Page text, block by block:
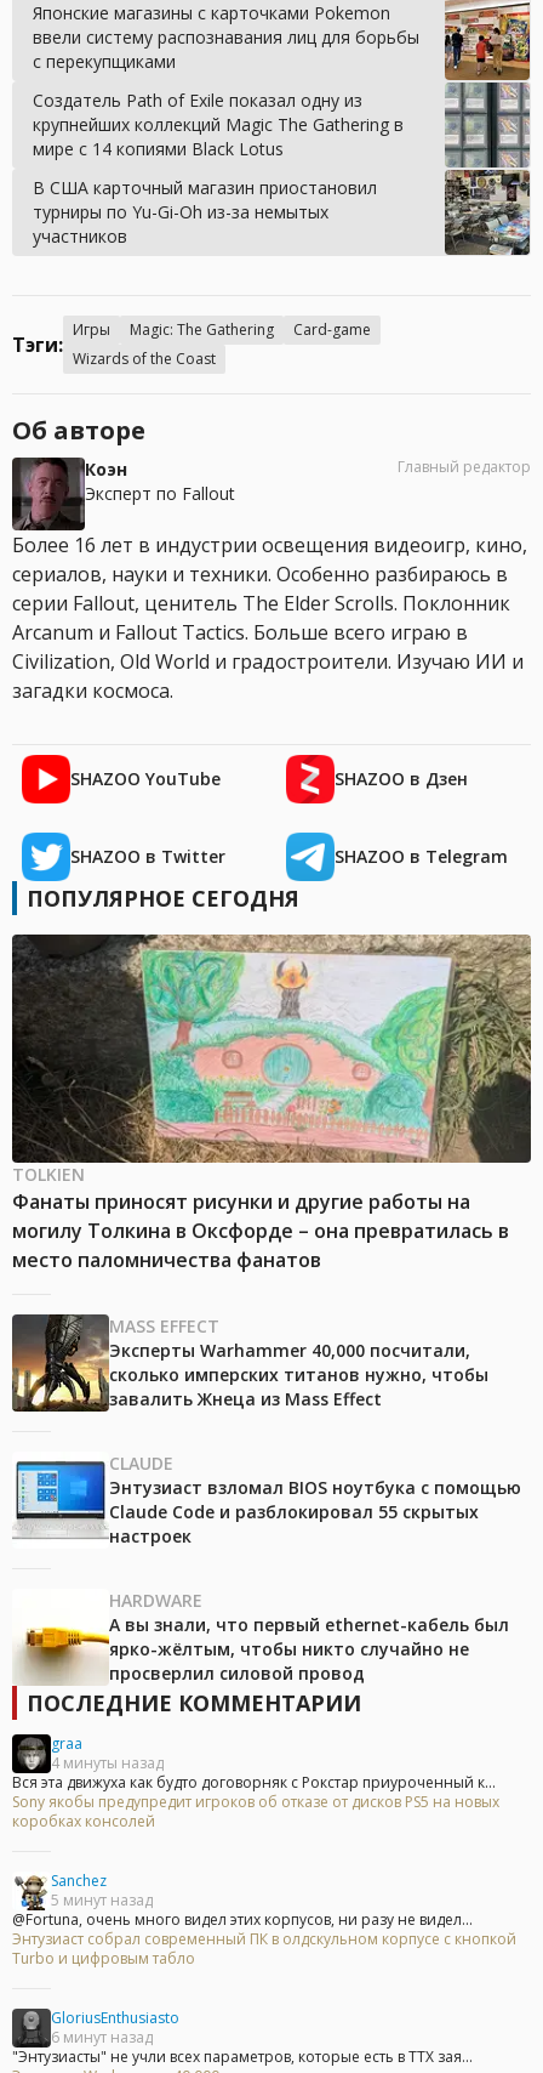
Японские магазины с карточками Pokemon
ввели систему распознавания лиц для борьбы
с перекупщиками
Создатель Path of Exile показал одну из
крупнейших коллекций Magic The Gathering в
мире с 14 копиями Black Lotus
В США карточный магазин приостановил
турниры по Yu-Gi-Oh из-за немытых
участников
Тэги:
Игры Magic: The Gathering
Card-game
Wizards of the Coast
Об авторе
Коэн
Эксперт по Fallout
Главный редактор
Более 16 лет в индустрии освещения видеоигр, кино,
сериалов, науки и техники. Особенно разбираюсь в
серии Fallout, ценитель The Elder Scrolls. Поклонник
Arcanum и Fallout Tactics. Больше всего играю в
Civilization, Old World и градостроители. Изучаю ИИ и
загадки космоса.
SHAZOO YouTube SHAZOO в Дзен
SHAZOO в Twitter SHAZOO в Telegram
ПОПУЛЯРНОЕ СЕГОДНЯ
TOLKIEN
Фанаты приносят рисунки и другие работы на
могилу Толкина в Оксфорде – она превратилась в
место паломничества фанатов
MASS EFFECT
Эксперты Warhammer 40,000 посчитали,
сколько имперских титанов нужно, чтобы
завалить Жнеца из Mass Effect
CLAUDE
Энтузиаст взломал BIOS ноутбука с помощью
Claude Code и разблокировал 55 скрытых
настроек
HARDWARE
А вы знали, что первый ethernet-кабель был
ярко-жёлтым, чтобы никто случайно не
просверлил силовой провод
ПОСЛЕДНИЕ КОММЕНТАРИИ
graa
4 минуты назад
Вся эта движуха как будто договорняк с Рокстар приуроченный к...
Sony якобы предупредит игроков об отказе от дисков PS5 на новых
коробках консолей
Sanchez
5 минут назад
@Fortuna, очень много видел этих корпусов, ни разу не видел...
Энтузиаст собрал современный ПК в олдскульном корпусе с кнопкой
Turbo и цифровым табло
GloriusEnthusiasto
6 минут назад
"Энтузиасты" не учли всех параметров, которые есть в ТТХ зая...